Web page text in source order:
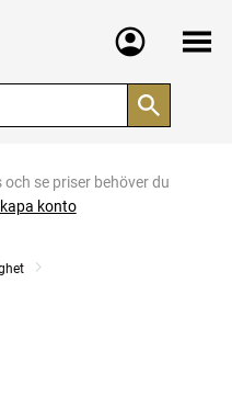
Meny
se priser behöver du
konto